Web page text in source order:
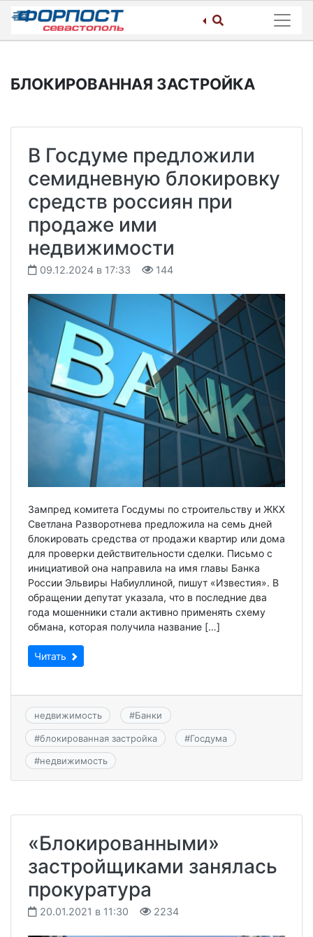
Skip
content
БЛОКИРОВАННАЯ ЗАСТРОЙКА
В Госдуме предложили
семидневную блокировку
средств россиян при
продаже ими
недвижимости
09.12.2024 в 17:33 144
Зампред комитета Госдумы по строительству и ЖКХ
Светлана Разворотнева предложила на семь дней
блокировать средства от продажи квартир или дома
для проверки действительности сделки. Письмо с
инициативой она направила на имя главы Банка
России Эльвиры Набиуллиной, пишут «Известия». В
обращении депутат указала, что в последние два
года мошенники стали активно применять схему
обмана, которая получила название […]
Читать
недвижимость #Банки
#блокированная застройка #Госдума
#недвижимость
«Блокированными»
застройщиками занялась
прокуратура
20.01.2021 в 11:30 2234